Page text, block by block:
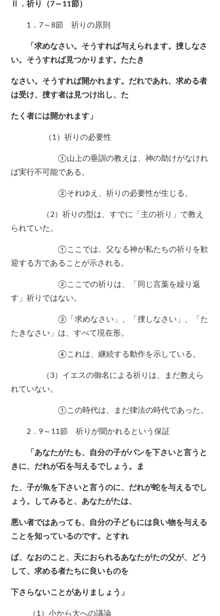
Ⅱ．祈り（7～11節）
1．7～8節 祈りの原則
「求めなさい。そうすれば与えられます。捜しなさ
い。そうすれば見つかります。たたき
なさい。そうすれば開かれます。だれであれ、求める者
は受け、捜す者は見つけ出し、た
たく者には開かれます」
（1）祈りの必要性
①山上の垂訓の教えは、神の助けがなけれ
ば実行不可能である。
②それゆえ、祈りの必要性が生じる。
（2）祈りの型は、すでに「主の祈り」で教え
られていた。
①ここでは、父なる神が私たちの祈りを歓
迎する方であることが示される。
②ここでの祈りは、「同じ言葉を繰り返
す」祈りではない。
③「求めなさい」、「捜しなさい」、「た
たきなさい」は、すべて現在形。
④これは、継続する動作を示している。
（3）イエスの御名による祈りは、まだ教えら
れていない。
①この時代は、まだ律法の時代であった。
2．9～11節 祈りが聞かれるという保証
「あなたがたも、自分の子がパンを下さいと言うと
きに、だれが石を与えるでしょう。ま
た、子が魚を下さいと言うのに、だれが蛇を与えるでし
ょう。してみると、あなたがたは、
悪い者ではあっても、自分の子どもには良い物を与える
ことを知っているのです。とすれ
ば、なおのこと、天におられるあなたがたの父が、どう
して、求める者たちに良いものを
下さらないことがありましょう」
（1）小から大への議論